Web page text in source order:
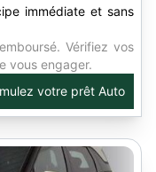
immédiate et sans
Vérifiez vos
vous engager.
votre prêt Auto